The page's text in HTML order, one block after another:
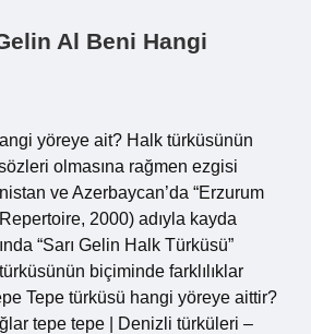
Al Beni Hangi
yöreye ait? Halk türküsünün
olmasına rağmen ezgisi
ve Azerbaycan’da “Erzurum
2000) adıyla kayda
“Sarı Gelin Halk Türküsü”
biçiminde farklılıklar
Tepe türküsü hangi yöreye aittir?
tepe tepe | Denizli türküleri –